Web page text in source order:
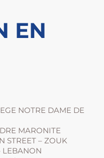
EN
NOTRE DAME DE
MARONITE
STREET – ZOUK
LEBANON